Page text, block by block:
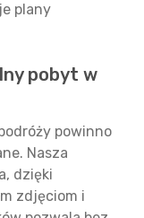
plany
pobyt w
powinno
Nasza
dzięki
zdjęciom i